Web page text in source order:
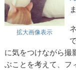
拡大画像表示
に気をつけながら撮
ぶことを考えて、フ